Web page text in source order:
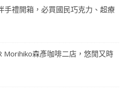
禮開箱，必買國民巧克力、超療
Morihiko森彥咖啡二店，悠閒又時